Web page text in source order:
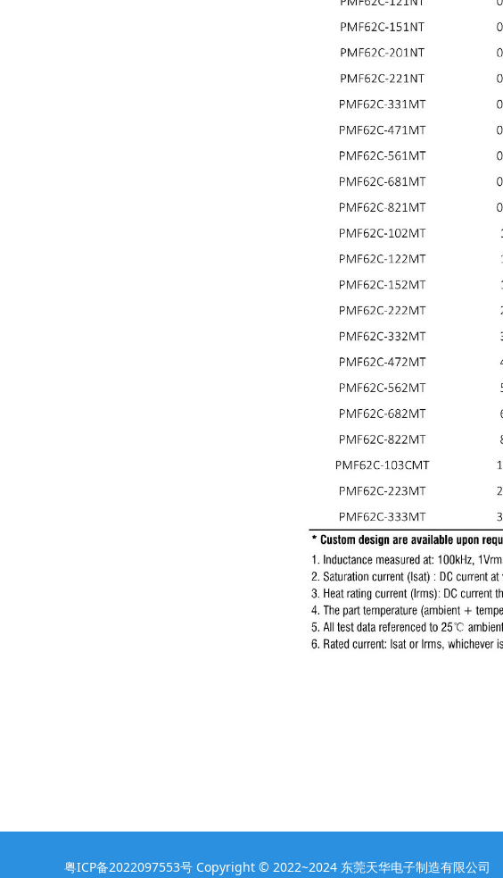
粤ICP备2022097553号 Copyright © 2022~2024 东莞天华电子制造有限公司